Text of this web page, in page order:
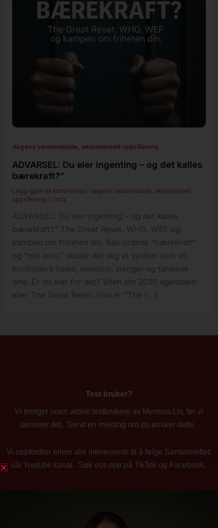
dagens verdensbilde, eksistensiell oppvåkning
ADVARSEL: Du eier ingenting – og det kalles
bærekraft?”
Legg igjen en kommentar / dagens verdensbilde, eksistensiell
oppvåkning / Linda
ADVARSEL: Du eier ingenting – og det kalles
bærekraft?” The Great Reset, WHO, WEF og
kampen om friheten din. Bak ordene “bærekraft”
og “net zero” skjuler det seg et system som vil
kontrollere helse, eiendom, penger og tankene
dine. Er du klar for det? Viten om 2030 agendaen
eller The Great Reset. Hva er “The […]
Test bruker?
Vi trenger noen aktive testbrukere av Mentora Liv, før vi
lanserer det. Send en melding om du ønsker dette.
Vi oppfordrer ellers alle interesserte til å følge Samtaleloftet,
vår Youtube kanal. Søk oss opp på TikTok og Facebook.